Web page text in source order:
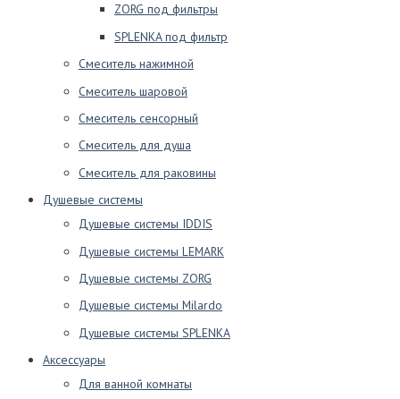
ZORG под фильтры
SPLENKA под фильтр
Смеситель нажимной
Смеситель шаровой
Смеситель сенсорный
Смеситель для душа
Смеситель для раковины
Душевые системы
Душевые системы IDDIS
Душевые системы LEMARK
Душевые системы ZORG
Душевые системы Milardo
Душевые системы SPLENKA
Аксессуары
Для ванной комнаты